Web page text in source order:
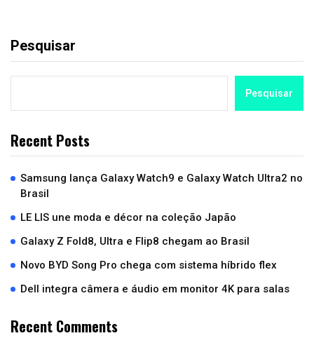
Pesquisar
Pesquisar
Recent Posts
Samsung lança Galaxy Watch9 e Galaxy Watch Ultra2 no
Brasil
LE LIS une moda e décor na coleção Japão
Galaxy Z Fold8, Ultra e Flip8 chegam ao Brasil
Novo BYD Song Pro chega com sistema híbrido flex
Dell integra câmera e áudio em monitor 4K para salas
Recent Comments